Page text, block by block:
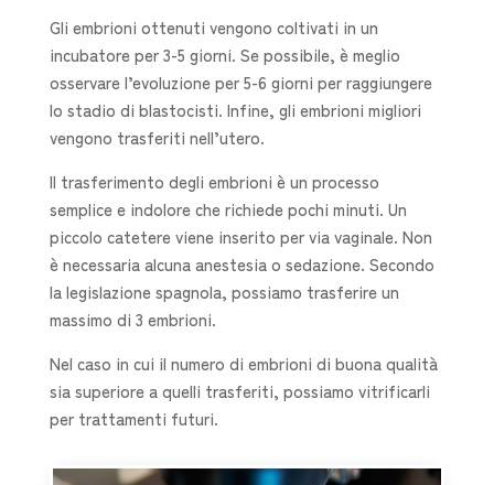
Gli embrioni ottenuti vengono coltivati in un
incubatore per 3-5 giorni. Se possibile, è meglio
osservare l’evoluzione per 5-6 giorni per raggiungere
lo stadio di blastocisti. Infine, gli embrioni migliori
vengono trasferiti nell’utero.
Il trasferimento degli embrioni è un processo
semplice e indolore che richiede pochi minuti. Un
piccolo catetere viene inserito per via vaginale. Non
è necessaria alcuna anestesia o sedazione. Secondo
la legislazione spagnola, possiamo trasferire un
massimo di 3 embrioni.
Nel caso in cui il numero di embrioni di buona qualità
sia superiore a quelli trasferiti, possiamo vitrificarli
per trattamenti futuri.